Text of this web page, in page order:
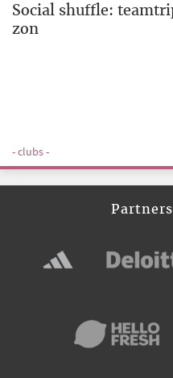
Social shuffle:
zon
- clubs -